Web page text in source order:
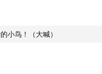
小鸟！（大喊）